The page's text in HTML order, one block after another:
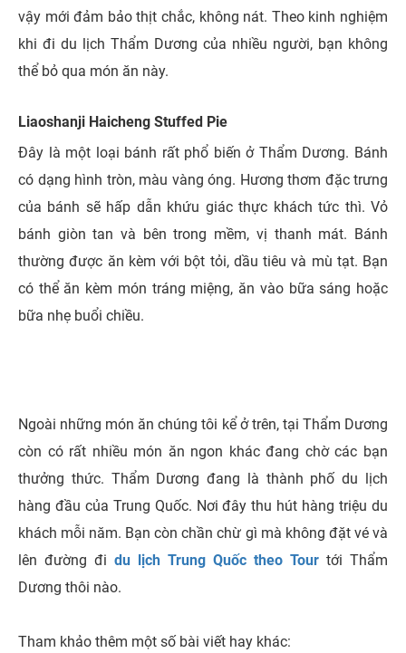
vậy mới đảm bảo thịt chắc, không nát. Theo kinh nghiệm
khi đi du lịch Thẩm Dương của nhiều người, bạn không
thể bỏ qua món ăn này.
Liaoshanji Haicheng Stuffed Pie
Đây là một loại bánh rất phổ biến ở Thẩm Dương. Bánh
có dạng hình tròn, màu vàng óng. Hương thơm đặc trưng
của bánh sẽ hấp dẫn khứu giác thực khách tức thì. Vỏ
bánh giòn tan và bên trong mềm, vị thanh mát. Bánh
thường được ăn kèm với bột tỏi, dầu tiêu và mù tạt. Bạn
có thể ăn kèm món tráng miệng, ăn vào bữa sáng hoặc
bữa nhẹ buổi chiều.
Ngoài những món ăn chúng tôi kể ở trên, tại Thẩm Dương
còn có rất nhiều món ăn ngon khác đang chờ các bạn
thưởng thức. Thẩm Dương đang là thành phố du lịch
hàng đầu của Trung Quốc. Nơi đây thu hút hàng triệu du
khách mỗi năm. Bạn còn chần chừ gì mà không đặt vé và
lên đường đi du lịch Trung Quốc theo Tour tới Thẩm
Dương thôi nào.
Tham khảo thêm một số bài viết hay khác: